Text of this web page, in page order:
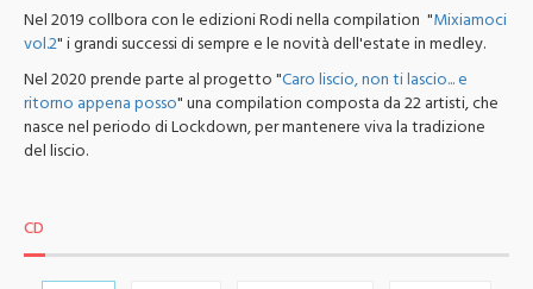
Nel 2019 collbora con le edizioni Rodi nella compilation "Mixiamoci
vol.2" i grandi successi di sempre e le novità dell'estate in medley.
Nel 2020 prende parte al progetto "Caro liscio, non ti lascio... e
ritorno appena posso" una compilation composta da 22 artisti, che
nasce nel periodo di Lockdown, per mantenere viva la tradizione
del liscio.
CD